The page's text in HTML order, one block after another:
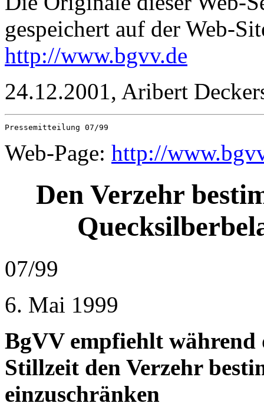
gespeichert auf der Web-
http://www.bgvv.de
24.12.2001, Aribert
Web-Page: http://
Den Verzehr
07/99
6. Mai 1999
BgVV empfiehlt während
Stillzeit den Verzehr
einzuschränken